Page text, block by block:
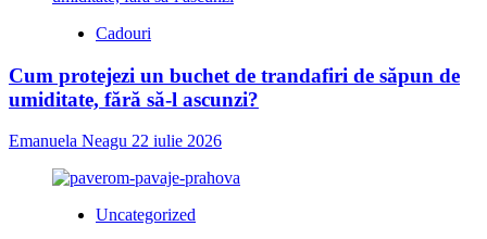
Cadouri
Cum protejezi un buchet de trandafiri de săpun de
umiditate, fără să-l ascunzi?
Emanuela Neagu 22 iulie 2026
Uncategorized